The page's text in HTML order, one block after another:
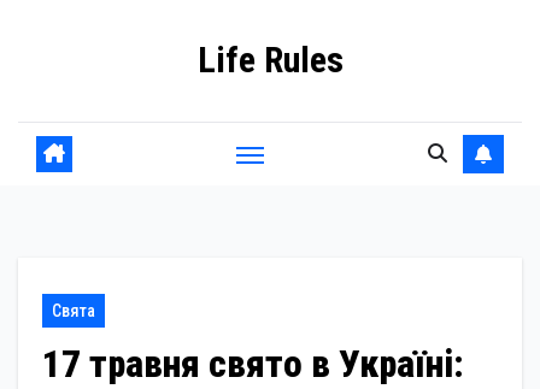
Life Rules
Свята
17 травня свято в Україні: